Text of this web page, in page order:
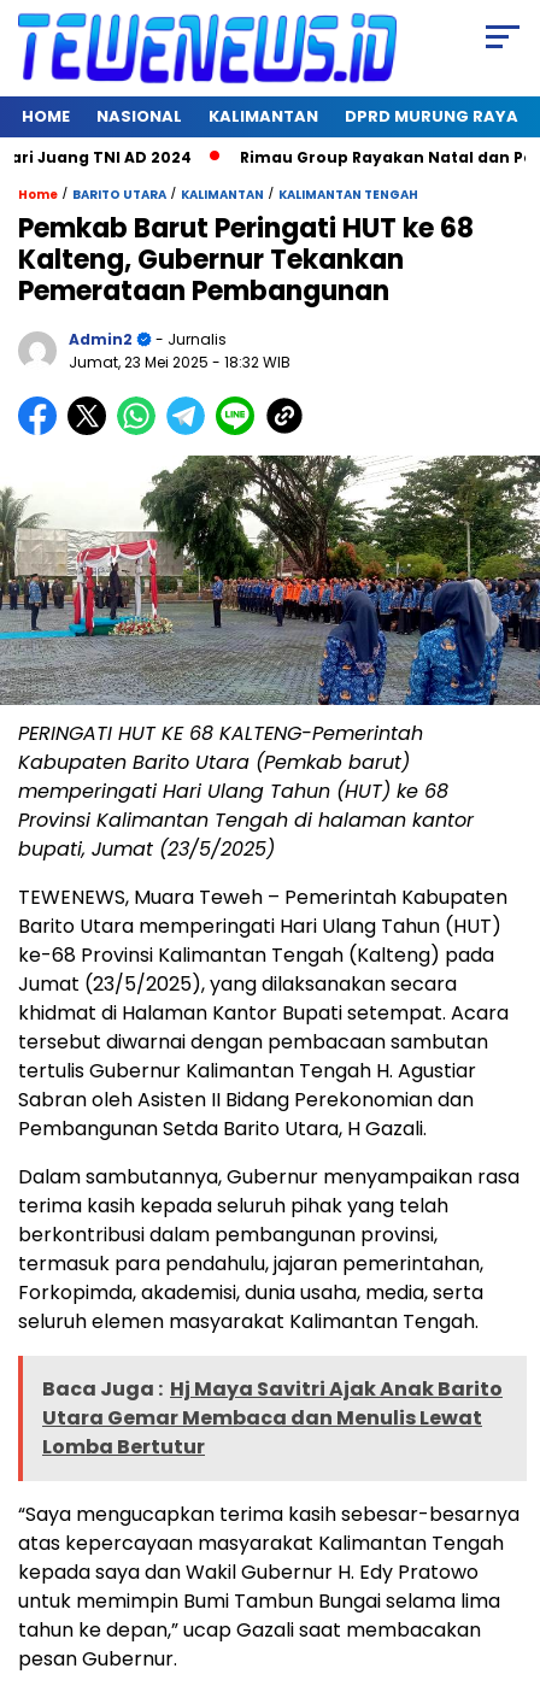
HOME NASIONAL KALIMANTAN DPRD MURUNG RAYA
TNI AD 2024 Rimau Group Rayakan Natal dan
Home / BARITO UTARA / KALIMANTAN / KALIMANTAN TENGAH
Pemkab Barut Peringati HUT ke 68
Kalteng, Gubernur Tekankan
Pemerataan Pembangunan
Admin2
- Jurnalis
Jumat, 23 Mei 2025 - 18:32 WIB
PERINGATI HUT KE 68 KALTENG-Pemerintah
Kabupaten Barito Utara (Pemkab barut)
memperingati Hari Ulang Tahun (HUT) ke 68
Provinsi Kalimantan Tengah di halaman kantor
bupati, Jumat (23/5/2025)
TEWENEWS, Muara Teweh – Pemerintah Kabupaten
Barito Utara memperingati Hari Ulang Tahun (HUT)
ke-68 Provinsi Kalimantan Tengah (Kalteng) pada
Jumat (23/5/2025), yang dilaksanakan secara
khidmat di Halaman Kantor Bupati setempat. Acara
tersebut diwarnai dengan pembacaan sambutan
tertulis Gubernur Kalimantan Tengah H. Agustiar
Sabran oleh Asisten II Bidang Perekonomian dan
Pembangunan Setda Barito Utara, H Gazali.
Dalam sambutannya, Gubernur menyampaikan rasa
terima kasih kepada seluruh pihak yang telah
berkontribusi dalam pembangunan provinsi,
termasuk para pendahulu, jajaran pemerintahan,
Forkopimda, akademisi, dunia usaha, media, serta
seluruh elemen masyarakat Kalimantan Tengah.
Baca Juga : Hj Maya Savitri Ajak Anak Barito
Utara Gemar Membaca dan Menulis Lewat
Lomba Bertutur
“Saya mengucapkan terima kasih sebesar-besarnya
atas kepercayaan masyarakat Kalimantan Tengah
kepada saya dan Wakil Gubernur H. Edy Pratowo
untuk memimpin Bumi Tambun Bungai selama lima
tahun ke depan,” ucap Gazali saat membacakan
pesan Gubernur.